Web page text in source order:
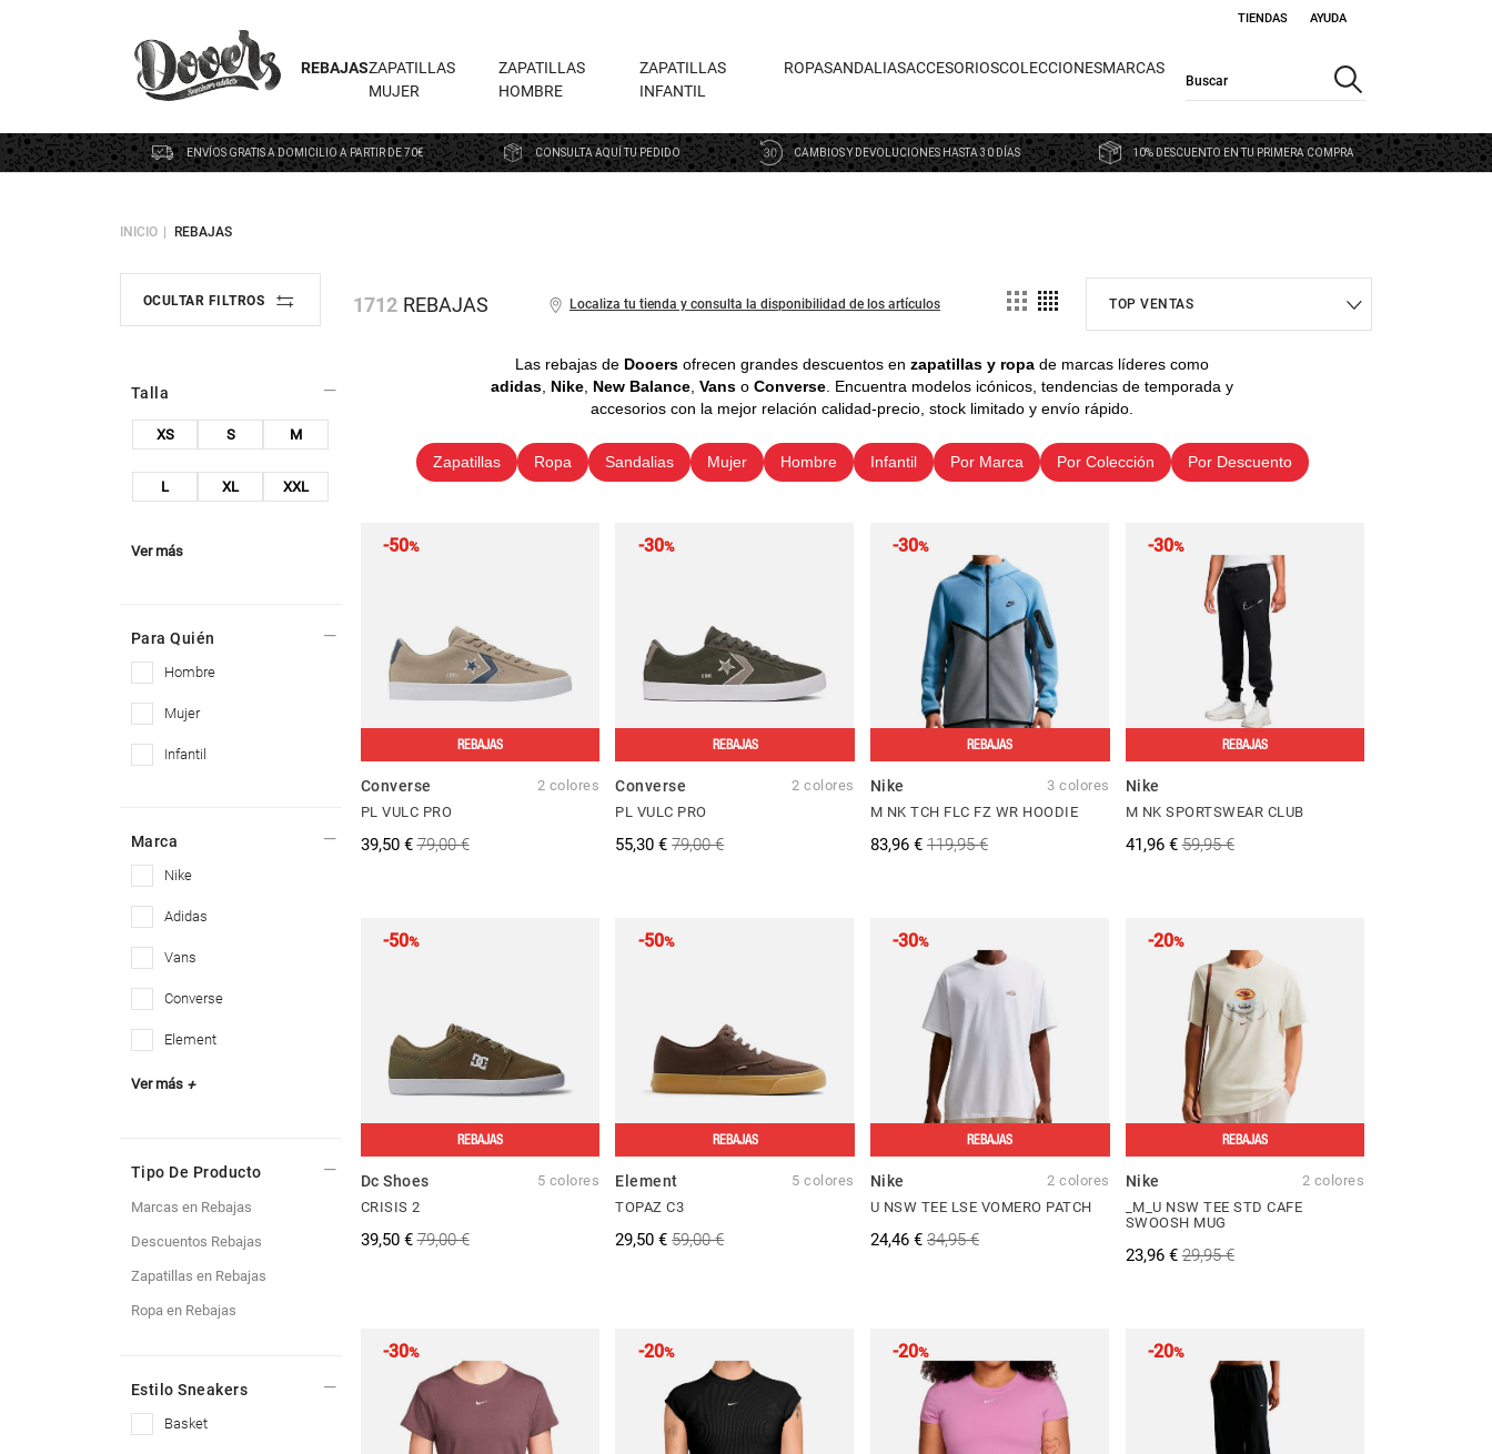
TIENDAS AYUDA
REBAJASZAPATILLAS
MUJER
ZAPATILLAS
HOMBRE
ZAPATILLAS
INFANTIL
ROPASANDALIASACCESORIOSCOLECCIONESMARCAS
ENVÍOS GRATIS A DOMICILIO A PARTIR DE 70€ CONSULTA AQUÍ TU PEDIDO CAMBIOS Y DEVOLUCIONES HASTA 30 DÍAS 10% DESCUENTO EN TU PRIMERA COMPRA
INICIO REBAJAS
Localiza tu tienda y consulta la disponibilidad de los artículos
1712 REBAJAS
Las rebajas de Dooers ofrecen grandes descuentos enzapatillas y ropa de marcas líderes como
adidas Nike New Balance ,Vans oConverse . Encuentra modelos icónicos, tendencias de temporada y
accesorios con la mejor relación calidad-precio, stock limitado y envío rápido.
Zapatillas Ropa Sandalias Mujer Hombre Infantil Por Marca Por Colección Por Descuento
-50%
REBAJAS
Converse
2 colores
PL VULC PRO
39,50 € 79,00 €
-30%
REBAJAS
Converse
2 colores
PL VULC PRO
55,30 € 79,00 €
-30%
REBAJAS
Nike
3 colores
M NK TCH FLC FZ WR HOODIE
83,96 € 119,95 €
-30%
REBAJAS
Nike
M NK SPORTSWEAR CLUB
41,96 € 59,95 €
-50%
REBAJAS
Dc Shoes
5 colores
CRISIS 2
39,50 € 79,00 €
-50%
REBAJAS
Element
5 colores
TOPAZ C3
29,50 € 59,00 €
-30%
REBAJAS
Nike
2 colores
U NSW TEE LSE VOMERO PATCH
24,46 € 34,95 €
-20%
REBAJAS
Nike
2 colores
_M_U NSW TEE STD CAFE
SWOOSH MUG
23,96 € 29,95 €
-30% -20% -20% -20%
OCULTAR FILTROS
Talla
XS S M
L XL XXL
Ver más
Para Quién
hombre
mujer
infantil
Marca
nike
adidas
vans
converse
element
Ver más+
Tipo De Producto
Marcas en Rebajas
Descuentos Rebajas
Zapatillas en Rebajas
Ropa en Rebajas
Estilo Sneakers
basket